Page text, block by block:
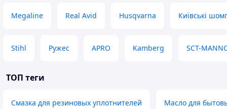
Megaline Real Avid Husqvarna Київські
Stihl Ружес APRO Kamberg SCT-
ТОП теги
Смазка для резиновых уплотнителей Масло для